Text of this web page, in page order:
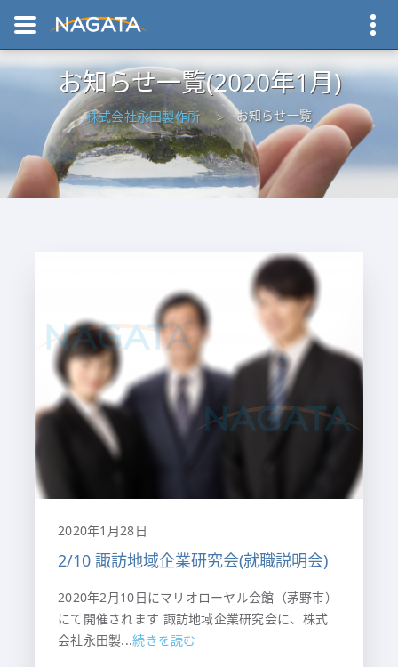
お知らせ一覧(2020年1月)
株式会社永田製作所 お知らせ一覧
2020年1月28日
2/10 諏訪地域企業研究会(就職説明会)
2020年2月10日にマリオローヤル会館（茅野市）
にて開催されます 諏訪地域企業研究会に、株式
会社永田製...続きを読む